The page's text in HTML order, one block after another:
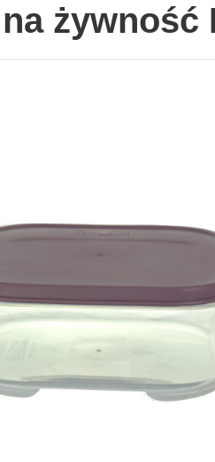
żywność